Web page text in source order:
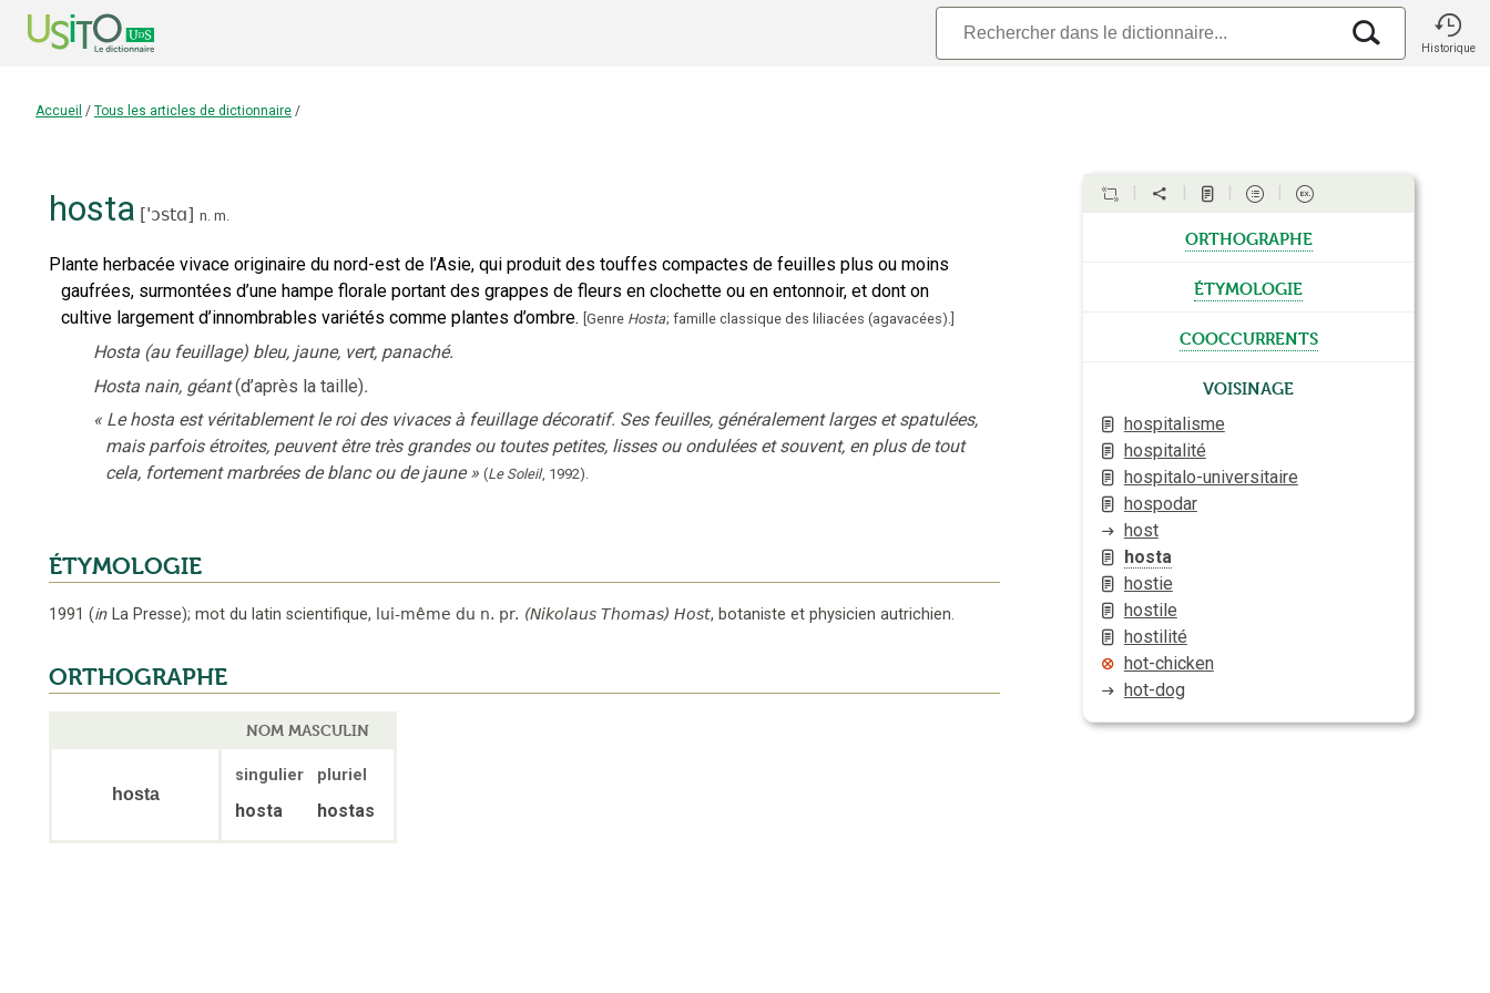
Historique
Accueil / Tous les articles de dictionnaire /
hosta ['ɔstɑ] n. m.
Plante herbacée vivace originaire du nord-est de l’Asie, qui produit des touffes compactes de feuilles plus ou moins
gaufrées, surmontées d’une hampe florale portant des grappes de fleurs en clochette ou en entonnoir, et dont on
cultive largement d’innombrables variétés comme plantes d’ombre. Genre Hosta; famille classique des liliacées (agavacées).
Hosta (au feuillage) bleu, jaune, vert, panaché.
Hosta nain, géant (d’après la taille).
« Le hosta est véritablement le roi des vivaces à feuillage décoratif. Ses feuilles, généralement larges et spatulées,
mais parfois étroites, peuvent être très grandes ou toutes petites, lisses ou ondulées et souvent, en plus de tout
cela, fortement marbrées de blanc ou de jaune » (Le Soleil, 1992).
ÉTYMOLOGIE
1991 (in La Presse); mot du latin scientifique, lui-même du n. pr. (Nikolaus Thomas) Host, botaniste et physicien autrichien.
ORTHOGRAPHE
NOM MASCULIN
hosta
singulier pluriel
hosta hostas
orthographe
étymologie
cooccurrents
Voisinage
hospitalisme
hospitalité
hospitalo-universitaire
hospodar
host
hosta
hostie
hostile
hostilité
hot-chicken
hot-dog